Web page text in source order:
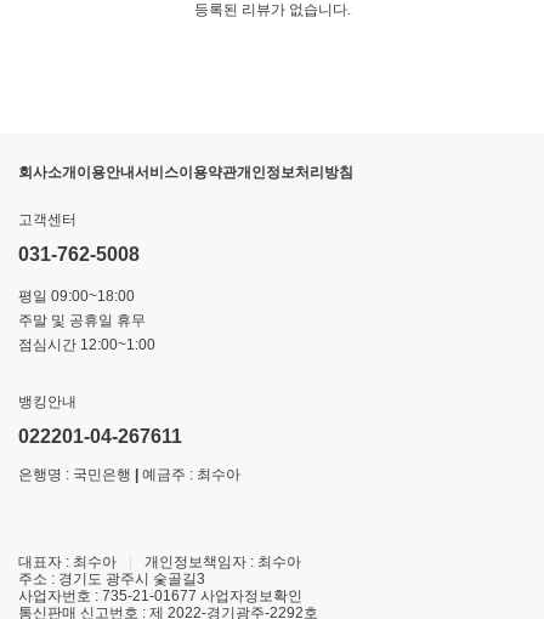
등록된 리뷰가 없습니다.
회사소개 이용안내서비스이용약관개인정보처리방침
고객센터
031-762-5008
평일 09:00~18:00
주말 및 공휴일 휴무
점심시간 12:00~1:00
뱅킹안내
022201-04-267611
은행명 : 국민은행 예금주 : 최수아
대표자 : 최수아
개인정보책임자 : 최수아
주소 : 경기도 광주시 숯골길3
사업자번호 : 735-21-01677 사업자정보확인
통신판매 신고번호 : 제 2022-경기광주-2292호